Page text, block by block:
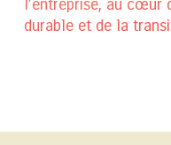
l’entreprise, au cœur
durable et de la